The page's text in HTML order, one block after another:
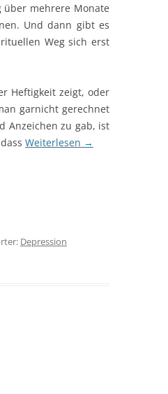
mehrere Monate
Und dann gibt es
Weg sich erst
Heftigkeit zeigt, oder
garnicht gerechnet
Anzeichen zu gab, ist
Weiterlesen →
Depression